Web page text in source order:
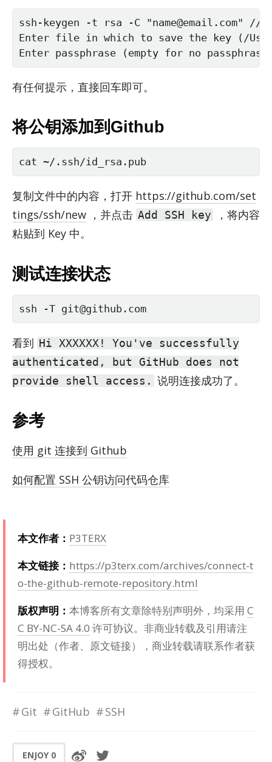
ssh-keygen -t rsa -C "name@email.com" //填
Enter file in which to save the key (/
Enter passphrase (empty for no passphrase):   //
有任何提示，直接回车即可。
将公钥添加到Github
cat ~/.ssh/id_rsa.pub
复制文件中的内容，打开 https://github.com/set
tings/ssh/new ，并点击 Add SSH key
，将内容
粘贴到 Key 中。
测试连接状态
ssh -T git@github.com
看到 Hi XXXXXX! You've successfully
authenticated, but GitHub does not
provide shell access. 说明连接成功了。
参考
使用 git 连接到 Github
如何配置 SSH 公钥访问代码仓库
本文作者： P3TERX
本文链接： https://p3terx.com/archives/connect-t
o-the-github-remote-repository.html
版权声明： 本博客所有文章除特别声明外，均采用 C
C BY-NC-SA 4.0 许可协议。非商业转载及引用请注
明出处（作者、原文链接），商业转载请联系作者获
得授权。
Git GitHub SSH
ENJOY 0